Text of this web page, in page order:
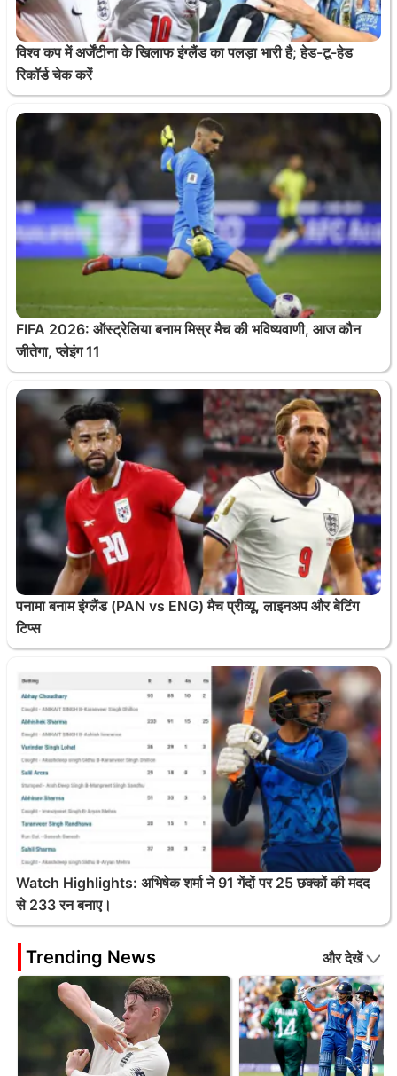
विश्व कप में अर्जेंटीना के खिलाफ इंग्लैंड का पलड़ा भारी है; हेड-टू-हेड
रिकॉर्ड चेक करें
FIFA 2026: ऑस्ट्रेलिया बनाम मिस्र मैच की भविष्यवाणी, आज कौन
जीतेगा, प्लेइंग 11
पनामा बनाम इंग्लैंड (PAN vs ENG) मैच प्रीव्यू, लाइनअप और बेटिंग
टिप्स
Watch Highlights: अभिषेक शर्मा ने 91 गेंदों पर 25 छक्कों की मदद
से 233 रन बनाए।
Trending News और देखें